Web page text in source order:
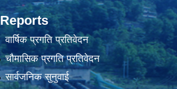
Reports
वार्षिक प्रगति प्रतिवेदन
चौमासिक प्रगति प्रतिवेदन
सार्वजनिक सुनुवाई